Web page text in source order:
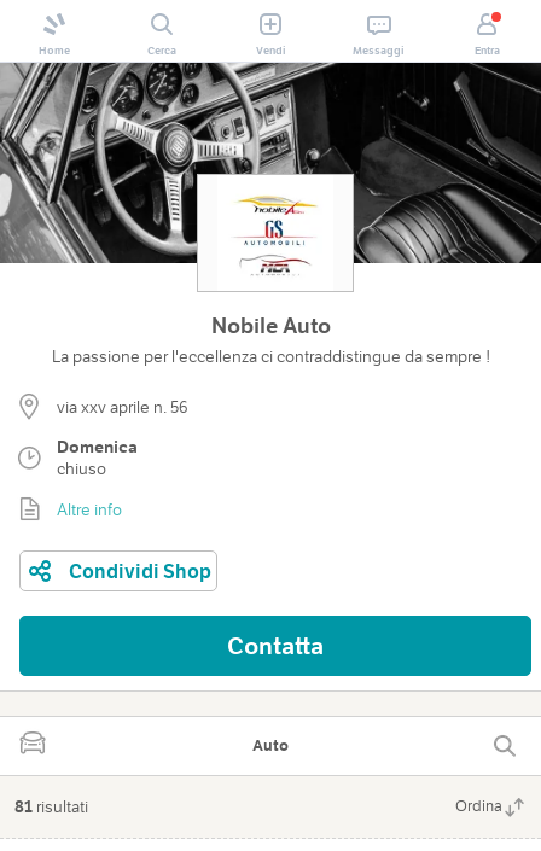
Home Cerca Vendi Messaggi Entra
Nobile Auto
La passione per l'eccellenza ci contraddistingue da sempre !
via xxv aprile n. 56
Domenica
chiuso
Altre info
Condividi Shop
Contatta
Auto
81 risultati Ordina